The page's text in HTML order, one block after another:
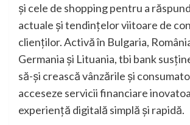
și cele de shopping pentru a
actuale și tendințelor viitoare de
clienților. Activă în Bulgaria,
Germania și Lituania, tbi bank
să-și crească vânzările și
acceseze servicii financiare
experiență digitală simplă și rapidă.